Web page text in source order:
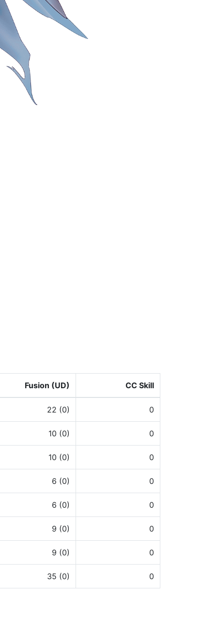
Fusion (UD) CC Skill
22 (0) 0
10 (0) 0
10 (0) 0
6 (0) 0
6 (0) 0
9 (0) 0
9 (0) 0
35 (0) 0